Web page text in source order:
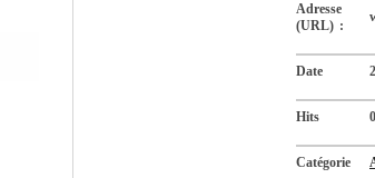
Adresse
(URL) :
Date
Hits 0
Catégorie